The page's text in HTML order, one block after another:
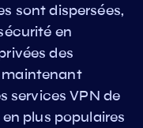
sont dispersées,
en
des
maintenant
services VPN de
plus populaires